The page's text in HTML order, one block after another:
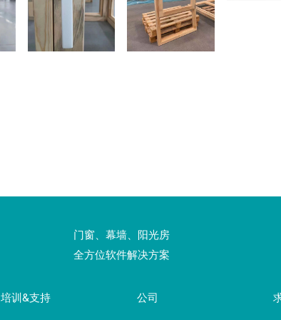
门窗、幕墙、阳光房
全方位软件解决方案
培训&支持 公司